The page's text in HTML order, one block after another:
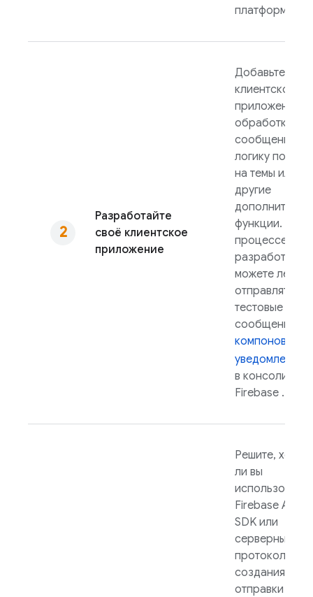
платформы.
Разработайте
своё клиентское
приложение
Добавьте в
клиентское
приложение
обработку
сообщений,
логику
на темы или
другие
функции. В
процессе
разработки вы
можете легко
отправлять
тестовые
сообщения из
компоновщика
уведомлений
в консоли
Firebase .
Решите, хотите
ли вы
использовать
Firebase Admin
SDK или
серверный
протокол для
создания
отправки —